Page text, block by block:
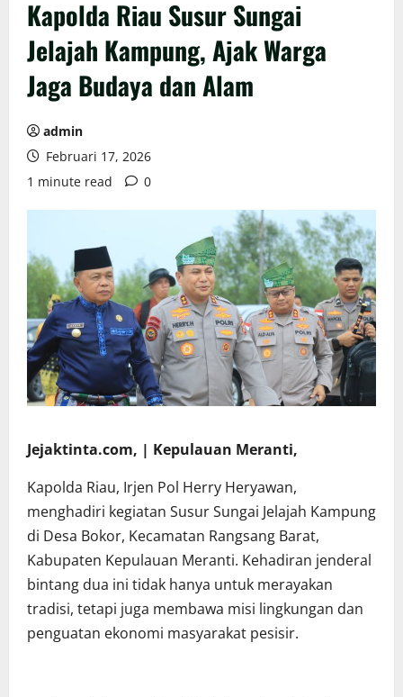
Kapolda Riau Susur Sungai
Jelajah Kampung, Ajak Warga
Jaga Budaya dan Alam
admin
Februari 17, 2026
1 minute read
0
Jejaktinta.com, | Kepulauan Meranti,
Kapolda Riau, Irjen Pol Herry Heryawan,
menghadiri kegiatan Susur Sungai Jelajah Kampung
di Desa Bokor, Kecamatan Rangsang Barat,
Kabupaten Kepulauan Meranti. Kehadiran jenderal
bintang dua ini tidak hanya untuk merayakan
tradisi, tetapi juga membawa misi lingkungan dan
penguatan ekonomi masyarakat pesisir.